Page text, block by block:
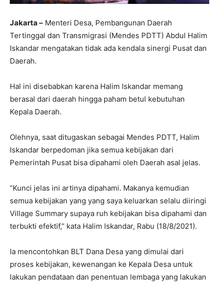
Jakarta – Menteri Desa, Pembangunan Daerah
Tertinggal dan Transmigrasi (Mendes PDTT) Abdul Halim
Iskandar mengatakan tidak ada kendala sinergi Pusat dan
Daerah.
Hal ini disebabkan karena Halim Iskandar memang
berasal dari daerah hingga paham betul kebutuhan
Kepala Daerah.
Olehnya, saat ditugaskan sebagai Mendes PDTT, Halim
Iskandar berpedoman jika semua kebijakan dari
Pemerintah Pusat bisa dipahami oleh Daerah asal jelas.
“Kunci jelas ini artinya dipahami. Makanya kemudian
semua kebijakan yang yang saya keluarkan selalu diiringi
Village Summary supaya ruh kebijakan bisa dipahami dan
terbukti efektif,” kata Halim Iskandar, Rabu (18/8/2021).
Ia mencontohkan BLT Dana Desa yang dimulai dari
proses kebijakan, kewenangan ke Kepala Desa untuk
lakukan pendataan dan penentuan lembaga yang lakukan